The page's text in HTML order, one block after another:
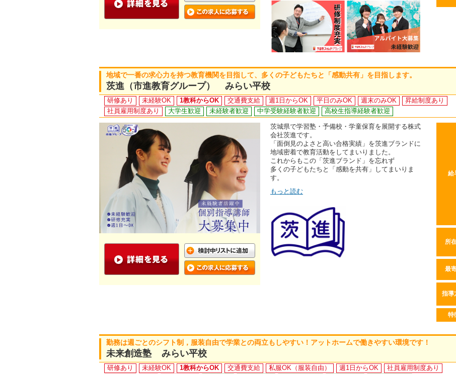
地域で一番の求心力を持つ教育機関を目指して、多くの子どもたちと「感動共有」を目指します。
茨進（市進教育グループ） みらい平校
研修あり 未経験OK 1教科からOK 交通費支給 週1日からOK 平日のみOK 週末のみOK
昇給制度あり
社員雇用制度あり
大学生歓迎 未経験者歓迎 中学受験経験者歓迎 高校生指導経験者歓迎
茨城県で学習塾・予備校・学童保育を展開する株式
会社茨進です。
「面倒見のよさと高い合格実績」を茨進ブランドに
地域密着で教育活動をしてまいりました。
これからもこの「茨進ブランド」を忘れず
多くの子どもたちと「感動を共有」してまいりま
す。
もっと読む
給
所
最
指導
特
勤務は週ごとのシフト制，服装自由で学業との両立もしやすい！アットホームで働きやすい環境です！
未来創造塾 みらい平校
研修あり 未経験OK 1教科からOK 交通費支給 私服OK（服装自由） 週1日からOK
社員雇用制度あり